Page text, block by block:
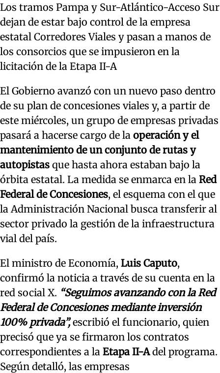
Los tramos Pampa y Sur-Atlántico-Acceso Sur
dejan de estar bajo control de la empresa
estatal Corredores Viales y pasan a manos de
los consorcios que se impusieron en la
licitación de la Etapa II-A
El Gobierno avanzó con un nuevo paso dentro
de su plan de concesiones viales y, a partir de
este miércoles, un grupo de empresas privadas
pasará a hacerse cargo de la operación y el
mantenimiento de un conjunto de rutas y
autopistas que hasta ahora estaban bajo la
órbita estatal. La medida se enmarca en la Red
Federal de Concesiones, el esquema con el que
la Administración Nacional busca transferir al
sector privado la gestión de la infraestructura
vial del país.
El ministro de Economía, Luis Caputo,
confirmó la noticia a través de su cuenta en la
red social X. “Seguimos avanzando con la Red
Federal de Concesiones mediante inversión
100% privada”, escribió el funcionario, quien
precisó que ya se firmaron los contratos
correspondientes a la Etapa II-Adel programa.
Según detalló, las empresas